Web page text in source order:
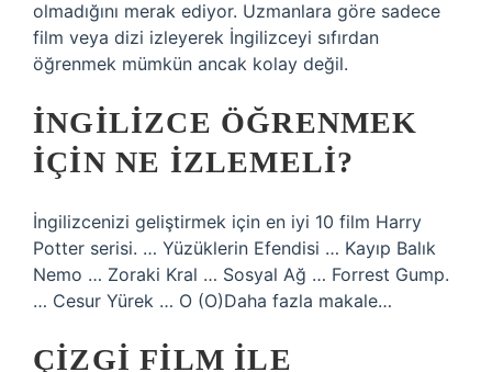
olmadığını merak ediyor. Uzmanlara göre sadece
film veya dizi izleyerek İngilizceyi sıfırdan
öğrenmek mümkün ancak kolay değil.
İNGILIZCE ÖĞRENMEK
IÇIN NE IZLEMELI?
İngilizcenizi geliştirmek için en iyi 10 film Harry
Potter serisi. … Yüzüklerin Efendisi … Kayıp Balık
Nemo … Zoraki Kral … Sosyal Ağ … Forrest Gump.
… Cesur Yürek … O (O)Daha fazla makale…
ÇIZGI FILM ILE